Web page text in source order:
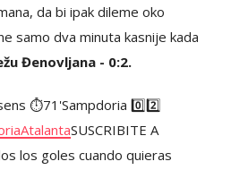
da bi ipak dileme oko
samo dva minuta kasnije kada
Đenovljana - 0:2.
⏱️71'Sampdoria 0️⃣2️⃣
SUSCRIBITE A
los goles cuando quieras